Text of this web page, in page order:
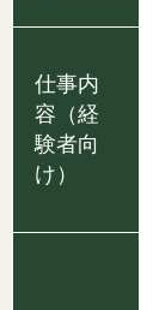
仕事内
容（経
験者向
け）